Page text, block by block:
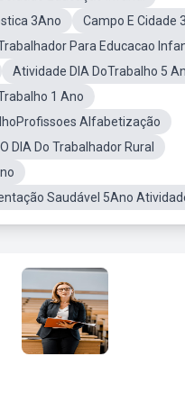
3Ano
Campo E Cidade
Para Educacao
Atividade DIA DoTrabalho 5
1 Ano
Alfabetização
DIA Do Trabalhador Rural
Saudável 5Ano